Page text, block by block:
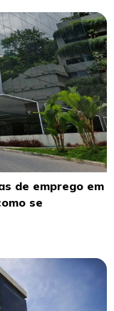
de emprego em
se